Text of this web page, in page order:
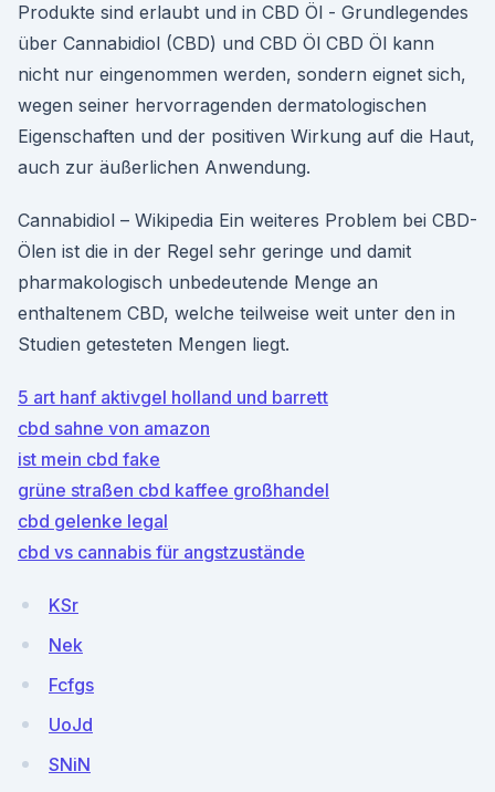
Produkte sind erlaubt und in CBD Öl - Grundlegendes
über Cannabidiol (CBD) und CBD Öl CBD Öl kann
nicht nur eingenommen werden, sondern eignet sich,
wegen seiner hervorragenden dermatologischen
Eigenschaften und der positiven Wirkung auf die Haut,
auch zur äußerlichen Anwendung.
Cannabidiol – Wikipedia Ein weiteres Problem bei CBD-
Ölen ist die in der Regel sehr geringe und damit
pharmakologisch unbedeutende Menge an
enthaltenem CBD, welche teilweise weit unter den in
Studien getesteten Mengen liegt.
5 art hanf aktivgel holland und barrett
cbd sahne von amazon
ist mein cbd fake
grüne straßen cbd kaffee großhandel
cbd gelenke legal
cbd vs cannabis für angstzustände
KSr
Nek
Fcfgs
UoJd
SNiN